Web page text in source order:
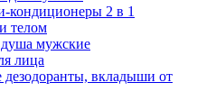
2 в 1
телом
душа мужские
лица
вкладыши от